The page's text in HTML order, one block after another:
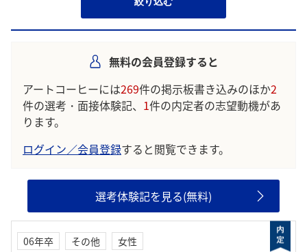
無料の会員登録すると
アートコーヒーには269件の掲示板書き込みのほか2
件の選考・面接体験記、 1件の内定者の志望動機があ
ります。
ログイン／会員登録すると閲覧できます。
選考体験記を見る(無料)
06年卒 その他
女性